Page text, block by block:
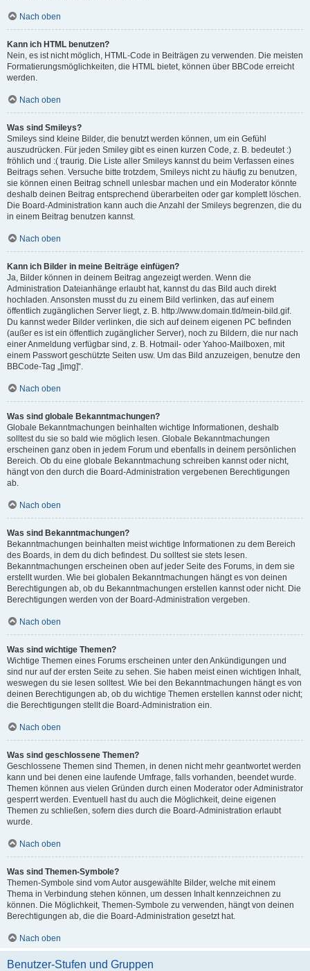
Nach oben
Kann ich HTML benutzen?
Nein, es ist nicht möglich, HTML-Code in Beiträgen zu verwenden. Die meisten
Formatierungsmöglichkeiten, die HTML bietet, können über BBCode erreicht
werden.
Nach oben
Was sind Smileys?
Smileys sind kleine Bilder, die benutzt werden können, um ein Gefühl
auszudrücken. Für jeden Smiley gibt es einen kurzen Code, z. B. bedeutet :)
fröhlich und :( traurig. Die Liste aller Smileys kannst du beim Verfassen eines
Beitrags sehen. Versuche bitte trotzdem, Smileys nicht zu häufig zu benutzen,
sie können einen Beitrag schnell unlesbar machen und ein Moderator könnte
deshalb deinen Beitrag entsprechend überarbeiten oder gar komplett löschen.
Die Board-Administration kann auch die Anzahl der Smileys begrenzen, die du
in einem Beitrag benutzen kannst.
Nach oben
Kann ich Bilder in meine Beiträge einfügen?
Ja, Bilder können in deinem Beitrag angezeigt werden. Wenn die
Administration Dateianhänge erlaubt hat, kannst du das Bild auch direkt
hochladen. Ansonsten musst du zu einem Bild verlinken, das auf einem
öffentlich zugänglichen Server liegt, z. B. http://www.domain.tld/mein-bild.gif.
Du kannst weder Bilder verlinken, die sich auf deinem eigenen PC befinden
(außer es ist ein öffentlich zugänglicher Server), noch zu Bildern, die nur nach
einer Anmeldung verfügbar sind, z. B. Hotmail- oder Yahoo-Mailboxen, mit
einem Passwort geschützte Seiten usw. Um das Bild anzuzeigen, benutze den
BBCode-Tag „[img]“.
Nach oben
Was sind globale Bekanntmachungen?
Globale Bekanntmachungen beinhalten wichtige Informationen, deshalb
solltest du sie so bald wie möglich lesen. Globale Bekanntmachungen
erscheinen ganz oben in jedem Forum und ebenfalls in deinem persönlichen
Bereich. Ob du eine globale Bekanntmachung schreiben kannst oder nicht,
hängt von den durch die Board-Administration vergebenen Berechtigungen
ab.
Nach oben
Was sind Bekanntmachungen?
Bekanntmachungen beinhalten meist wichtige Informationen zu dem Bereich
des Boards, in dem du dich befindest. Du solltest sie stets lesen.
Bekanntmachungen erscheinen oben auf jeder Seite des Forums, in dem sie
erstellt wurden. Wie bei globalen Bekanntmachungen hängt es von deinen
Berechtigungen ab, ob du Bekanntmachungen erstellen kannst oder nicht. Die
Berechtigungen werden von der Board-Administration vergeben.
Nach oben
Was sind wichtige Themen?
Wichtige Themen eines Forums erscheinen unter den Ankündigungen und
sind nur auf der ersten Seite zu sehen. Sie haben meist einen wichtigen Inhalt,
weswegen du sie lesen solltest. Wie bei den Bekanntmachungen hängt es von
deinen Berechtigungen ab, ob du wichtige Themen erstellen kannst oder nicht;
die Berechtigungen stellt die Board-Administration ein.
Nach oben
Was sind geschlossene Themen?
Geschlossene Themen sind Themen, in denen nicht mehr geantwortet werden
kann und bei denen eine laufende Umfrage, falls vorhanden, beendet wurde.
Themen können aus vielen Gründen durch einen Moderator oder Administrator
gesperrt werden. Eventuell hast du auch die Möglichkeit, deine eigenen
Themen zu schließen, sofern dies durch die Board-Administration erlaubt
wurde.
Nach oben
Was sind Themen-Symbole?
Themen-Symbole sind vom Autor ausgewählte Bilder, welche mit einem
Thema in Verbindung stehen können, um dessen Inhalt kennzeichnen zu
können. Die Möglichkeit, Themen-Symbole zu verwenden, hängt von deinen
Berechtigungen ab, die die Board-Administration gesetzt hat.
Nach oben
Benutzer-Stufen und Gruppen